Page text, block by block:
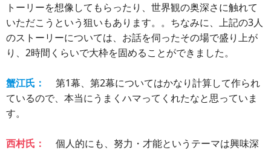
トーリーを想像してもらったり、世界観の奥深さに触れて
いただこうという狙いもあります。。ちなみに、上記の3人
のストーリーについては、お話を伺ったその場で盛り上が
り、2時間くらいで大枠を固めることができました。
蟹江氏：
第1幕、第2幕についてはかなり計算して作られ
ているので、本当にうまくハマってくれたなと思っていま
す。
西村氏：
個人的にも、努力・才能というテーマは興味深